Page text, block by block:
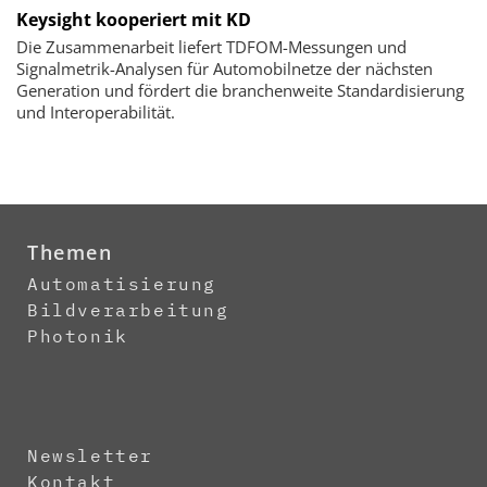
Keysight kooperiert mit KD
Die Zusammenarbeit liefert TDFOM-Messungen und
Signalmetrik-Analysen für Automobilnetze der nächsten
Generation und fördert die branchenweite Standardisierung
und Interoperabilität.
Themen
Automatisierung
Bildverarbeitung
Photonik
Newsletter
Kontakt